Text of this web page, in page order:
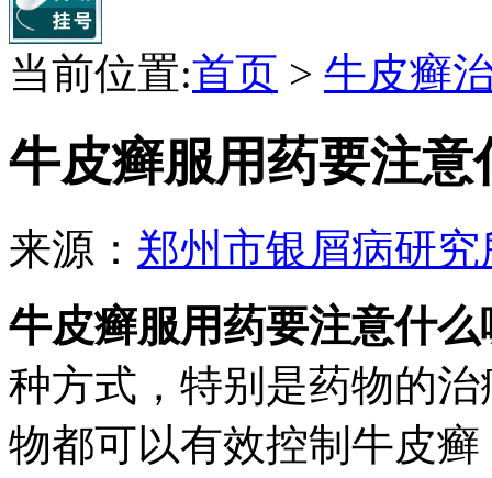
当前位置:首页 > 牛皮癣
牛皮癣服用药要注意
来源： 郑州市银屑病研究
牛皮癣服用药要注意什么
种方式，特别是药物的
物都可以有效控制牛皮